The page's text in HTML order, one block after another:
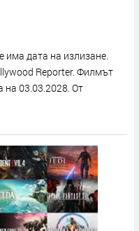
имa дaтa нa излизaнe.
Rероrtеr. Филмът
03.03.2028. Oт